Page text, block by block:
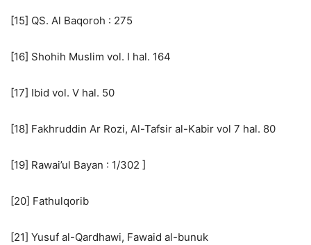
[15] QS. Al Baqoroh : 275
[16] Shohih Muslim vol. I hal. 164
[17] Ibid vol. V hal. 50
[18] Fakhruddin Ar Rozi, Al-Tafsir al-Kabir vol 7 hal. 80
[19] Rawai’ul Bayan : 1/302 ]
[20] Fathulqorib
[21] Yusuf al-Qardhawi, Fawaid al-bunuk